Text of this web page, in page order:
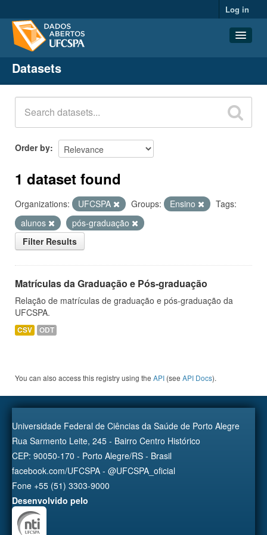
Log in
Datasets
Organizations
Groups
About
Datasets
Order by
1 dataset found
Organizations: UFCSPA Groups: Ensino
Tags:
alunos
pós-graduação
Filter Results
Matrículas da Graduação e Pós-graduação
Relação de matrículas de graduação e pós-graduação da
UFCSPA.
CSV ODT
You can also access this registry using the API (see API Docs).
Universidade Federal de Ciências da Saúde de Porto Alegre
Rua Sarmento Leite, 245 - Bairro Centro Histórico
CEP: 90050-170 - Porto Alegre/RS - Brasil
facebook.com/UFCSPA - @UFCSPA_oficial
Fone +55 (51) 3303-9000
Desenvolvido pelo